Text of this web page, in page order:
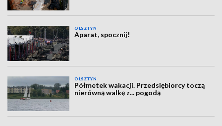
OLSZTYN
Aparat, spocznij!
OLSZTYN
Półmetek wakacji. Przedsiębiorcy toczą
nierówną walkę z... pogodą